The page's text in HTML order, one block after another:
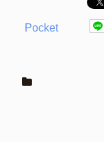
Pocket